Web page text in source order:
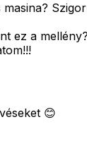
ez a
😊